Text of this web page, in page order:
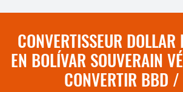
CONVERTISSEUR
EN BOLÍVAR SOUVERAIN
CONVERTIR BBD /